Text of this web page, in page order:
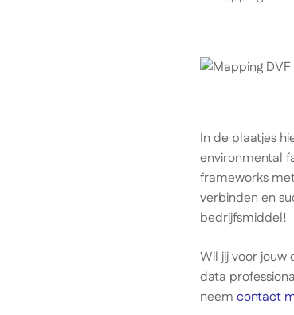
In de plaatjes
environmental
frameworks
verbinden en
bedrijfsmiddel!
Wil jij voor jouw
data
neem contact